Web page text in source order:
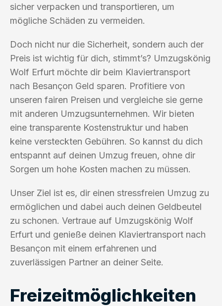
sicher verpacken und transportieren, um
mögliche Schäden zu vermeiden.
Doch nicht nur die Sicherheit, sondern auch der
Preis ist wichtig für dich, stimmt’s? Umzugskönig
Wolf Erfurt möchte dir beim Klaviertransport
nach Besançon Geld sparen. Profitiere von
unseren fairen Preisen und vergleiche sie gerne
mit anderen Umzugsunternehmen. Wir bieten
eine transparente Kostenstruktur und haben
keine versteckten Gebühren. So kannst du dich
entspannt auf deinen Umzug freuen, ohne dir
Sorgen um hohe Kosten machen zu müssen.
Unser Ziel ist es, dir einen stressfreien Umzug zu
ermöglichen und dabei auch deinen Geldbeutel
zu schonen. Vertraue auf Umzugskönig Wolf
Erfurt und genieße deinen Klaviertransport nach
Besançon mit einem erfahrenen und
zuverlässigen Partner an deiner Seite.
Freizeitmöglichkeiten